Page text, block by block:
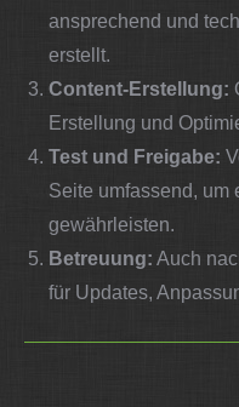
ansprechend und
erstellt.
Content-Erstellung:
Erstellung und
Test und Freigabe:
Seite umfassend, um
gewährleisten.
Betreuung: Auch
für Updates,